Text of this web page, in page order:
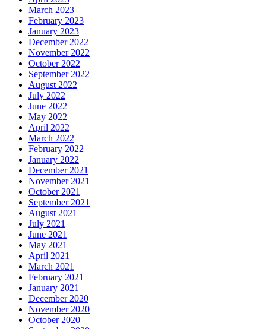
March 2023
February 2023
January 2023
December 2022
November 2022
October 2022
September 2022
August 2022
July 2022
June 2022
May 2022
April 2022
March 2022
February 2022
January 2022
December 2021
November 2021
October 2021
September 2021
August 2021
July 2021
June 2021
May 2021
April 2021
March 2021
February 2021
January 2021
December 2020
November 2020
October 2020